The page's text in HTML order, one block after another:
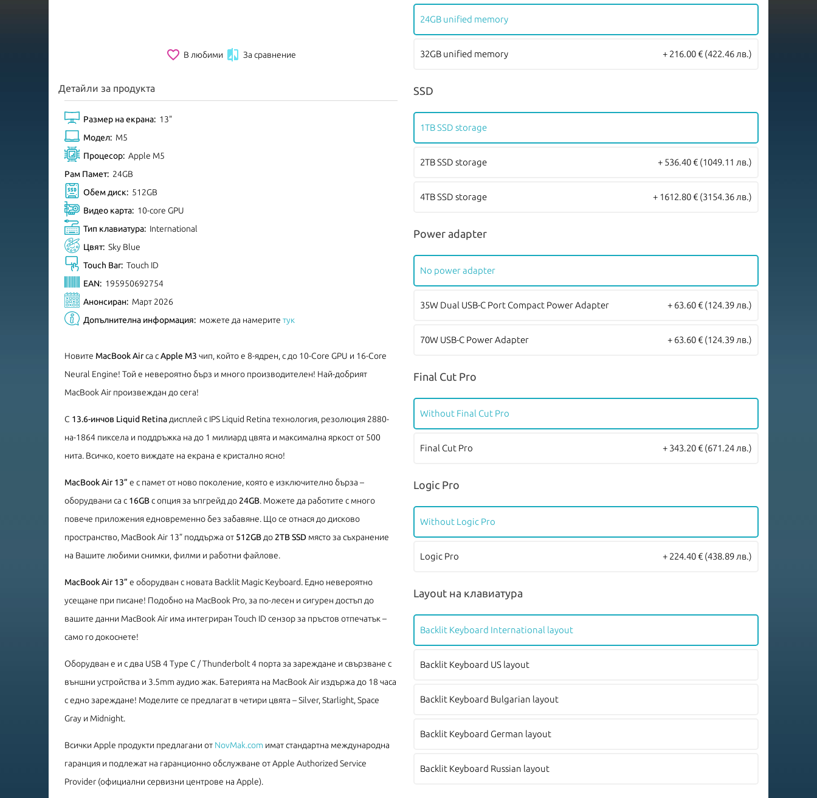
favorite_border В любими  За сравнение
Детайли за продукта
Размер на екрана: 13"
Модел: M5
Процесор: Apple M5
Рам Памет: 24GB
Обем диск: 512GB
Видео карта: 10-core GPU
Тип клавиатура: International
Цвят: Sky Blue
Touch Bar: Touch ID
EAN: 195950692754
Анонсиран: Март 2026
Допълнителна информация: можете да намерите тук
Новите MacBook Airса сApple M3 чип, който е 8-ядрен, с до 10-Core GPU и 16-Core
Neural Engine! Той е невероятно бърз и много производителен! Най-добрият
MacBook Air произвеждан до сега!
С 13.6-инчов Liquid Retinaдисплей с IPS Liquid Retina технология, резолюция 2880-
на-1864 пиксела и поддръжка на до 1 милиард цвята и максимална яркост от 500
нита. Всичко, което виждате на екрана е кристално ясно!
MacBook Air 13” е с памет от ново поколение, която е изключително бърза –
оборудвани са с 16GBс опция за ъпгрейд до 24GB. Можете да работите с много
повече приложения едновременно без забавяне. Що се отнася до дисково
пространство, MacBook Air 13” поддържа от 512GBдо 2TB SSD място за съхранение
на Вашите любими снимки, филми и работни файлове.
MacBook Air 13” е оборудван с новата Backlit Magic Keyboard. Едно невероятно
усещане при писане! Подобно на MacBook Pro, за по-лесен и сигурен достъп до
вашите данни MacBook Air има интегриран Touch ID сензор за пръстов отпечатък –
само го докоснете!
Оборудван е и с два USB 4 Type C / Thunderbolt 4 порта за зареждане и свързване с
външни устройства и 3.5mm аудио жак. Батерията на MacBook Air издържа до 18 часа
с едно зареждане! Моделите се предлагат в четири цвята – Silver, Starlight, Space
Gray и Midnight.
Всички Apple продукти предлагани от NovMak.com имат стандартна международна
гаранция и подлежат на гаранционно обслужване от Apple Authorized Service
Provider (официални сервизни центрове на Apple).
24GB unified memory
32GB unified memory + 216.00 € (422.46 лв.)
SSD
1TB SSD storage
2TB SSD storage + 536.40 € (1049.11 лв.)
4TB SSD storage + 1612.80 € (3154.36 лв.)
Power adapter
No power adapter
35W Dual USB-C Port Compact Power Adapter + 63.60 € (124.39 лв.)
70W USB-C Power Adapter + 63.60 € (124.39 лв.)
Final Cut Pro
Without Final Cut Pro
Final Cut Pro + 343.20 € (671.24 лв.)
Logic Pro
Without Logic Pro
Logic Pro + 224.40 € (438.89 лв.)
Layout на клавиатура
Backlit Keyboard International layout
Backlit Keyboard US layout
Backlit Keyboard Bulgarian layout
Backlit Keyboard German layout
Backlit Keyboard Russian layout